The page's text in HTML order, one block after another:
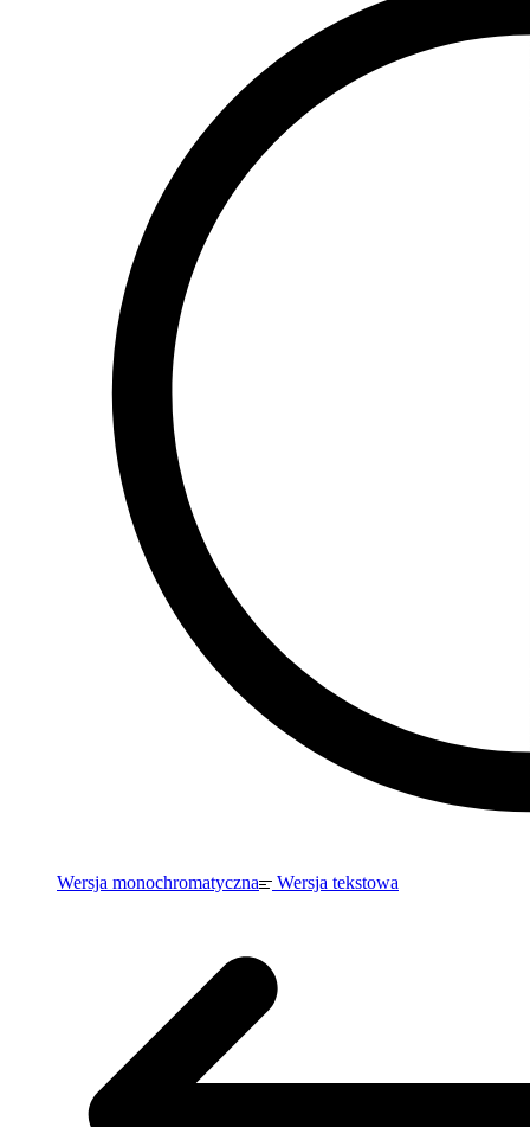
Wersja monochromatyczna Wersja tekstowa